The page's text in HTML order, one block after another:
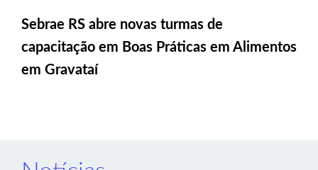
Sebrae RS abre novas turmas de
capacitação em Boas Práticas em Alimentos
em Gravataí